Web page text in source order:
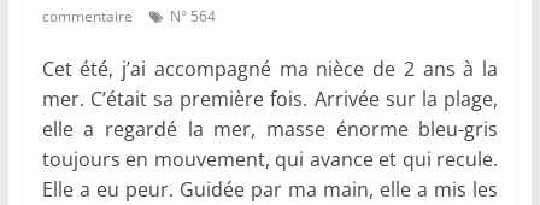
commentaire
N° 564
Cet été, j’ai accompagné ma nièce de 2 ans à la
mer. C’était sa première fois. Arrivée sur la plage,
elle a regardé la mer, masse énorme bleu-gris
toujours en mouvement, qui avance et qui recule.
Elle a eu peur. Guidée par ma main, elle a mis les